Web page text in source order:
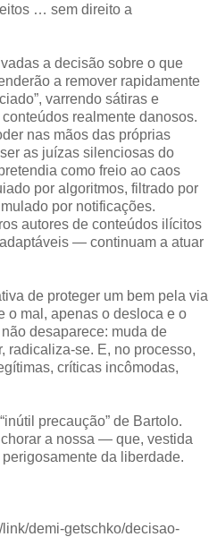
… sem direito a
a decisão sobre o que
a remover rapidamente
varrendo sátiras e
realmente danosos.
nas mãos das próprias
as juízas silenciosas do
como freio ao caos
por algoritmos, filtrado por
por notificações.
autores de conteúdos ilícitos
— continuam a atuar
de proteger um bem pela via
o mal, apenas o desloca e o
desaparece: muda de
radicaliza-se. E, no processo,
críticas incômodas,
precaução” de Bartolo.
a nossa — que, vestida
da liberdade.
demi-getschko/decisao-